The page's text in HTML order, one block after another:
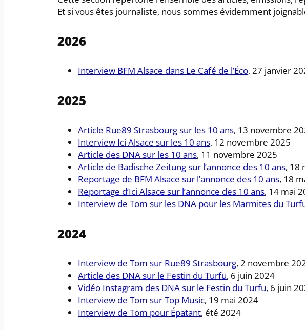
Et si vous êtes journaliste, nous sommes évidemment
2026
Interview BFM Alsace dans Le Café de l’Éco, 27 janvier
2025
Article Rue89 Strasbourg sur les 10 ans, 13 novembre
Interview Ici Alsace sur les 10 ans, 12 novembre 2025
Article des DNA sur les 10 ans, 11 novembre 2025
Article de Badische Zeitung sur l’annonce des 10 ans, 18
Reportage de BFM Alsace sur l’annonce des 10 ans, 18
Reportage d’Ici Alsace sur l’annonce des 10 ans, 14 mai
Interview de Tom sur les DNA pour les Marmites du
2024
Interview de Tom sur Rue89 Strasbourg, 2 novembre
Article des DNA sur le Festin du Turfu, 6 juin 2024
Vidéo Instagram des DNA sur le Festin du Turfu, 6 juin
Interview de Tom sur Top Music, 19 mai 2024
Interview de Tom pour Épatant, été 2024